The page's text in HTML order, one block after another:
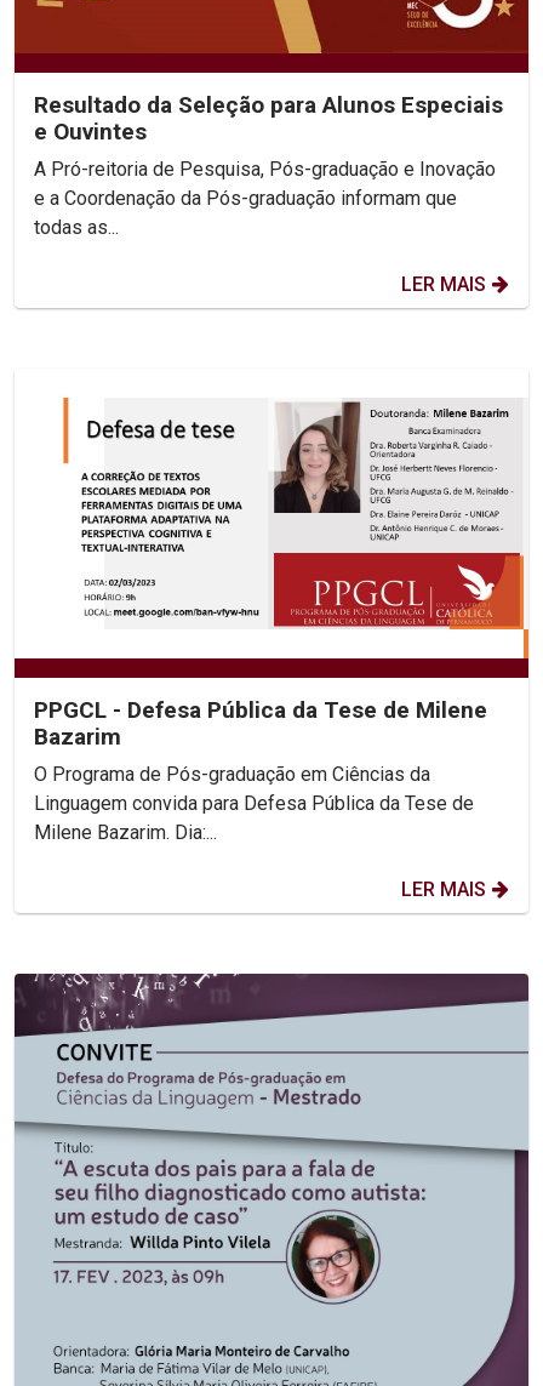
Resultado da Seleção para Alunos Especiais
e Ouvintes
A Pró-reitoria de Pesquisa, Pós-graduação e Inovação
e a Coordenação da Pós-graduação informam que
todas as...
LER MAIS
PPGCL - Defesa Pública da Tese de Milene
Bazarim
O Programa de Pós-graduação em Ciências da
Linguagem convida para Defesa Pública da Tese de
Milene Bazarim. Dia:...
LER MAIS